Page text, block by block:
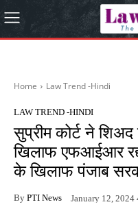
Home Law Trend -Hindi
LAW TREND -HINDI
सुप्रीम कोर्ट ने
खिलाफ एफआईआर
के खिलाफ पंजाब
By PTI News January 12, 2024